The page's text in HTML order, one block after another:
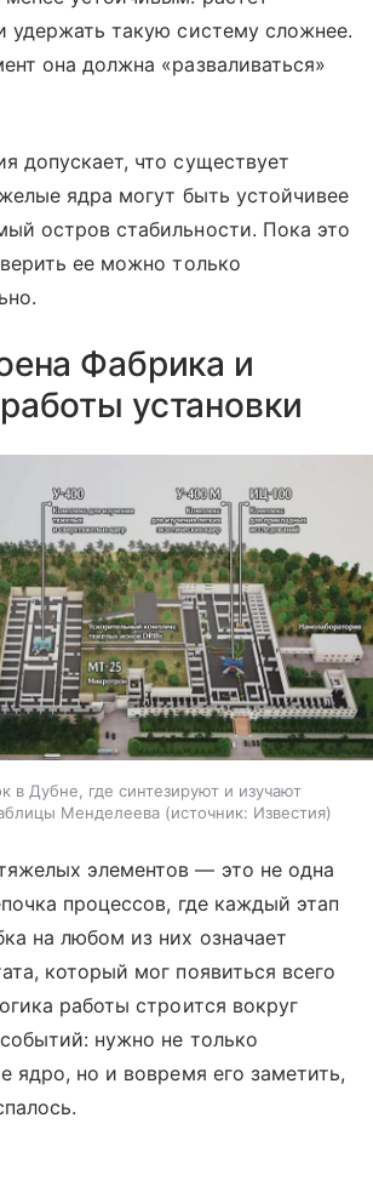
удержать такую систему сложнее.
она должна «разваливаться»
допускает, что существует
ядра могут быть устойчивее
остров стабильности. Пока это
ее можно только
Фабрика и
установки
в Дубне, где синтезируют и изучают
Менделеева
источник: Известия
элементов — это не одна
процессов, где каждый этап
на любом из них означает
который мог появиться всего
работы строится вокруг
нужно не только
ядро, но и вовремя его заметить,